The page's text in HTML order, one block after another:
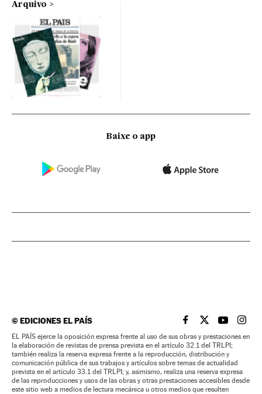
Arquivo
Baixe o app
©EDICIONES EL PAÍS EL PAÍS BRASIL EN
EL PAÍSEL PAÍS
EL
EL PAÍS ejerce la oposición expresa frente al uso de sus obras y prestaciones en
la elaboración de revistas de prensa prevista en el artículo 32.1 del TRLPI;
también realiza la reserva expresa frente a la reproducción, distribución y
comunicación pública de sus trabajos y artículos sobre temas de actualidad
prevista en el artículo 33.1 del TRLPI; y, asimismo, realiza una reserva expresa
de las reproducciones y usos de las obras y otras prestaciones accesibles desde
este sitio web a medios de lectura mecánica u otros medios que resulten